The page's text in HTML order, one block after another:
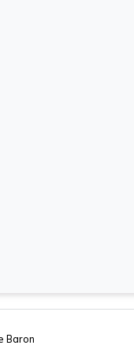
Baron